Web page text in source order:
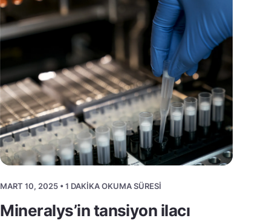
MART 10, 2025 • 1 DAKIKA OKUMA SÜRESI
Mineralys’in tansiyon ilacı